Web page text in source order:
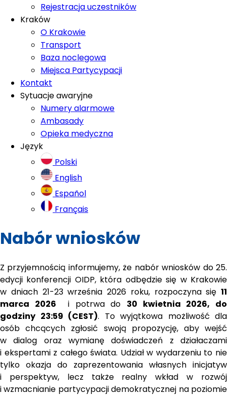
Rejestracja uczestników
Kraków
O Krakowie
Transport
Baza noclegowa
Miejsca Partycypacji
Kontakt
Sytuacje awaryjne
Numery alarmowe
Ambasady
Opieka medyczna
Język
Polski
English
Español
Français
Nabór wniosków
Z przyjemnością informujemy, że nabór wniosków do 25.
edycji konferencji OIDP, która odbędzie się w Krakowie
w dniach 21-23 września 2026 roku, rozpoczyna się 11
marca 2026 i potrwa do 30 kwietnia 2026, do
godziny 23:59 (CEST). To wyjątkowa możliwość dla
osób chcących zgłosić swoją propozycję, aby wejść
w dialog oraz wymianę doświadczeń z działaczami
i ekspertami z całego świata. Udział w wydarzeniu to nie
tylko okazja do zaprezentowania własnych inicjatyw
i perspektyw, lecz także realny wkład w rozwój
i wzmacnianie partycypacji demokratycznej na poziomie